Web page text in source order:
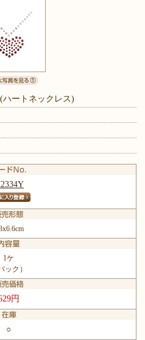
ハートネックレス)
1ケ
ック）
円
○